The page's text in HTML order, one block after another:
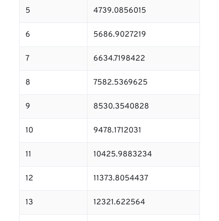
5 4739.0856015
6 5686.9027219
7 6634.7198422
8 7582.5369625
9 8530.3540828
10 9478.1712031
11 10425.9883234
12 11373.8054437
13 12321.622564